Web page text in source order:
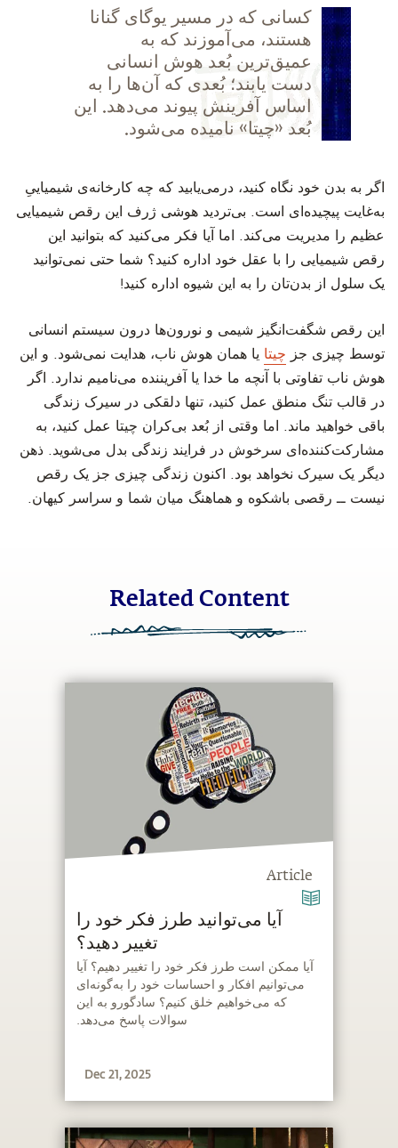
‫کسانی که در مسیر یوگای گنانا
هستند، می‌آموزند که به
عمیق‌ترین بُعد هوش انسانی
دست یابند؛ بُعدی که آن‌ها را به
اساس آفرینش پیوند می‌دهد. این
بُعد «چیتا» نامیده می‌شود.
‫اگر به بدن خود نگاه کنید، درمی‌یابید که چه کارخانه‌ی شیمیاییِ
به‌غایت پیچیده‌ای است. بی‌تردید هوشی ژرف این رقص شیمیایی
عظیم را مدیریت می‌کند. اما آیا فکر می‌کنید که بتوانید این
رقص شیمیایی را با عقل خود اداره کنید؟ شما حتی نمی‌توانید
یک سلول از بدن‌تان را به این شیوه اداره کنید!
‫این رقص شگفت‌انگیز شیمی و نورون‌ها درون سیستم انسانی
توسط چیزی جز چیتا یا همان هوش ناب، هدایت نمی‌شود. و این
هوش ناب تفاوتی با آنچه ما خدا یا آفریننده می‌نامیم ندارد. اگر
در قالب تنگ منطق عمل کنید، تنها دلقکی در سیرک زندگی
باقی خواهید ماند. اما وقتی از بُعد بی‌کران چیتا عمل کنید، به
مشارکت‌کننده‌ای سرخوش در فرایند زندگی بدل می‌شوید. ذهن
دیگر یک سیرک نخواهد بود. اکنون زندگی چیزی جز یک رقص
نیست ــ رقصی باشکوه و هماهنگ میان شما و سراسر کیهان.
Related Content
Article
‫آیا می‌توانید طرز فکر خود را
تغییر دهید؟
‫آیا ممکن است طرز فکر خود را تغییر دهیم؟ آیا
می‌توانیم افکار و احساسات خود را به‌گونه‌ای
که می‌خواهیم خلق کنیم؟ سادگورو به این
سوالات پاسخ می‌دهد.
Dec 21, 2025